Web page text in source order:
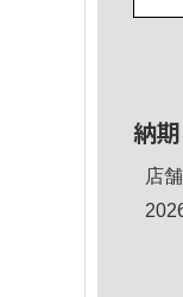
納
店